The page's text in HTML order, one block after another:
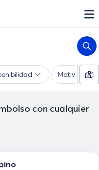
Motivo de
con cualquier